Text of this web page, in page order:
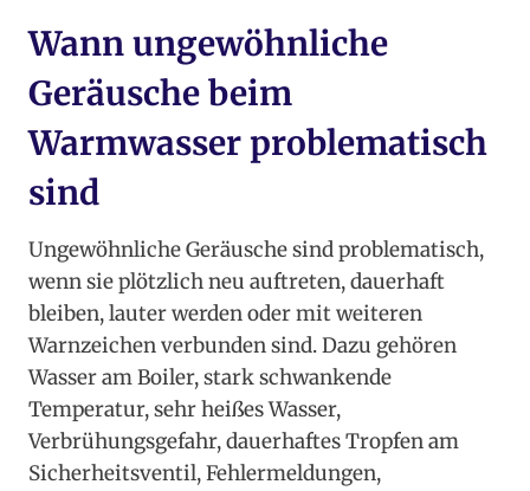
Wann ungewöhnliche
Geräusche beim
Warmwasser problematisch
sind
Ungewöhnliche Geräusche sind problematisch,
wenn sie plötzlich neu auftreten, dauerhaft
bleiben, lauter werden oder mit weiteren
Warnzeichen verbunden sind. Dazu gehören
Wasser am Boiler, stark schwankende
Temperatur, sehr heißes Wasser,
Verbrühungsgefahr, dauerhaftes Tropfen am
Sicherheitsventil, Fehlermeldungen,